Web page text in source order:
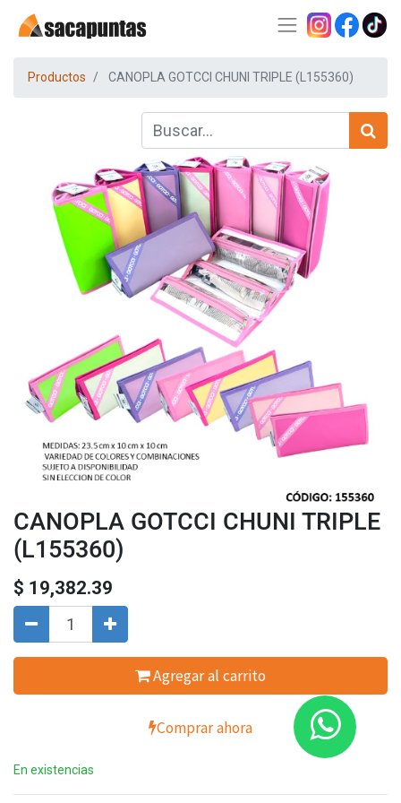
Productos CANOPLA GOTCCI CHUNI TRIPLE (L155360)
CANOPLA GOTCCI CHUNI TRIPLE
(L155360)
$ 19,382.39
Agregar al carrito
Comprar ahora
En existencias